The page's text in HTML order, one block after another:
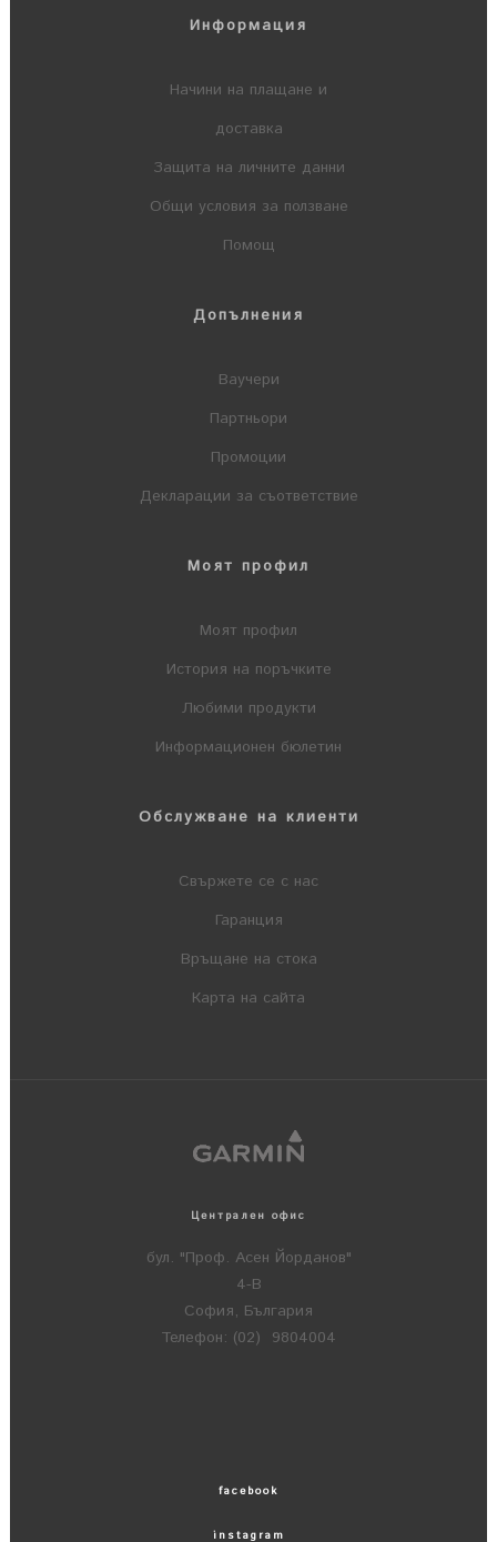
Информация
Начини на плащане и
доставка
Защита на личните данни
Общи условия за ползване
Помощ
Допълнения
Ваучери
Партньори
Промоции
Декларации за съответствие
Моят профил
Моят профил
История на поръчките
Любими продукти
Информационен бюлетин
Обслужване на клиенти
Свържете се с нас
Гаранция
Връщане на стока
Карта на сайта
Централен офис
бул. "Проф. Асен Йорданов"
4-В
София, България
Телефон: (02) 9804004
facebook
instagram